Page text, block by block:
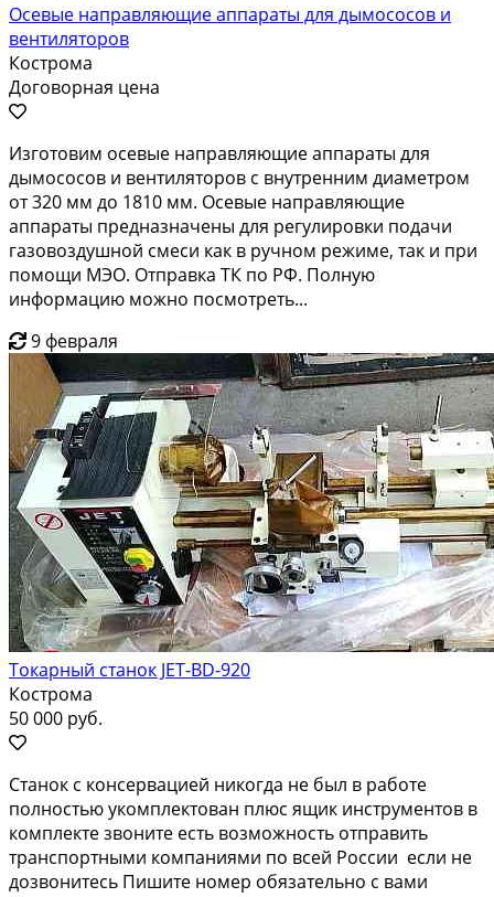
Осевые направляющие аппараты для дымососов и
вентиляторов
Кострома
Договорная цена
Изготовим осевые направляющие аппараты для
дымососов и вентиляторов с внутренним диаметром
от 320 мм до 1810 мм. Осевые направляющие
аппараты предназначены для регулировки подачи
газовоздушной смеси как в ручном режиме, так и при
помощи МЭО. Отправка ТК по РФ. Полную
информацию можно посмотреть...
9 февраля
Токарный станок JET-BD-920
Кострома
50 000 руб.
Станок с консервацией никогда не был в работе
полностью укомплектован плюс ящик инструментов в
комплекте звоните есть возможность отправить
транспортными компаниями по всей России если не
дозвонитесь Пишите номер обязательно с вами